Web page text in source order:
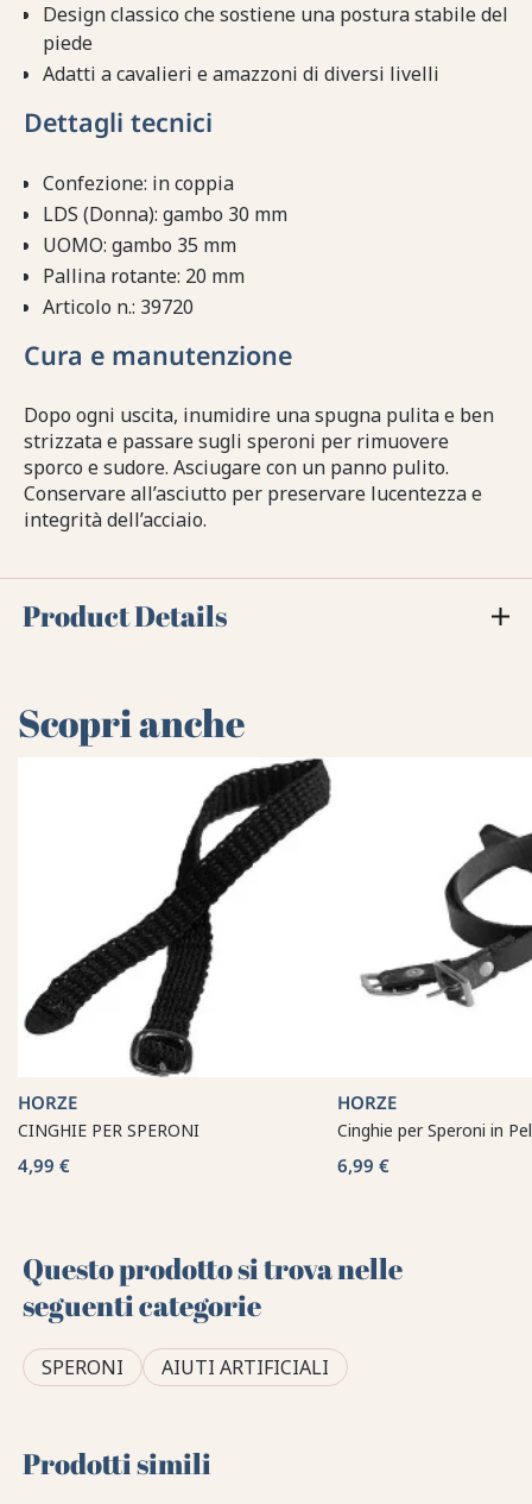
Design classico che sostiene una postura stabile del
piede
Adatti a cavalieri e amazzoni di diversi livelli
Dettagli tecnici
Confezione: in coppia
LDS (Donna): gambo 30 mm
UOMO: gambo 35 mm
Pallina rotante: 20 mm
Articolo n.: 39720
Cura e manutenzione
Dopo ogni uscita, inumidire una spugna pulita e ben
strizzata e passare sugli speroni per rimuovere
sporco e sudore. Asciugare con un panno pulito.
Conservare all’asciutto per preservare lucentezza e
integrità dell’acciaio.
Product Details
Scopri anche
HORZE
CINGHIE PER SPERONI
4,99 €
HORZE
Cinghie per Speroni in
6,99 €
Questo prodotto si trova nelle
seguenti categorie
SPERONI AIUTI ARTIFICIALI
Prodotti simili